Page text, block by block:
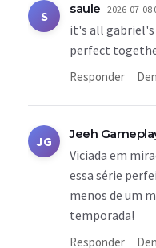
S saule 2026-07-08
it's all
perfect
Responder
JG Jeeh
Viciada em
essa série
menos de um
temporada!
Responder